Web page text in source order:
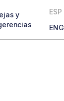
y
ESP
ENG